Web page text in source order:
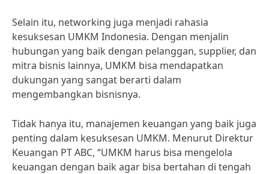
Selain itu, networking juga menjadi rahasia
kesuksesan UMKM Indonesia. Dengan menjalin
hubungan yang baik dengan pelanggan, supplier, dan
mitra bisnis lainnya, UMKM bisa mendapatkan
dukungan yang sangat berarti dalam
mengembangkan bisnisnya.
Tidak hanya itu, manajemen keuangan yang baik juga
penting dalam kesuksesan UMKM. Menurut Direktur
Keuangan PT ABC, “UMKM harus bisa mengelola
keuangan dengan baik agar bisa bertahan di tengah